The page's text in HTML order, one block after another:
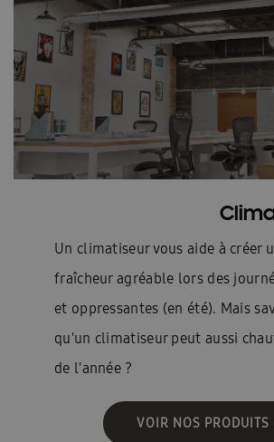
Un climatiseur vous aide à créer
fraîcheur agréable lors des
et oppressantes (en été). Mais
qu'un climatiseur peut aussi
de l'année ?
VOIR NOS PRODUITS